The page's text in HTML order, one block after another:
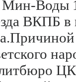
Мин-Воды
ВКПБ в
Причиной